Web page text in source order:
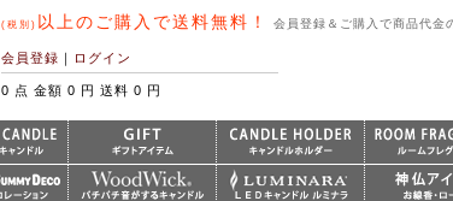
(税別) 以上のご購入で送料無料！ 会員登録＆ご購入で商品代金
会員登録 ｜ ログイン
0 点 金額 0 円 送料 0 円